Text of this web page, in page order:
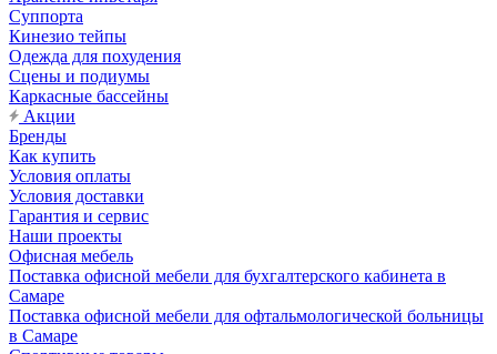
Суппорта
Кинезио тейпы
Одежда для похудения
Сцены и подиумы
Каркасные бассейны
Акции
Бренды
Как купить
Условия оплаты
Условия доставки
Гарантия и сервис
Наши проекты
Офисная мебель
Поставка офисной мебели для бухгалтерского кабинета в
Самаре
Поставка офисной мебели для офтальмологической больницы
в Самаре